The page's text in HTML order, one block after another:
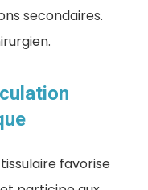
secondaires.
favorise